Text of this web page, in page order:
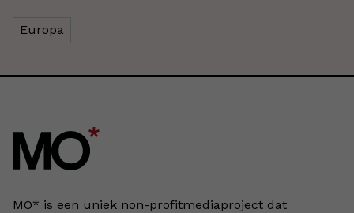
Europa
MO* is een uniek non-profitmediaproject dat